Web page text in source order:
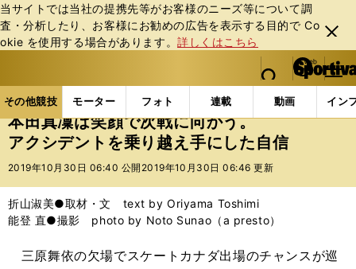
当サイトでは当社の提携先等がお客様のニーズ等について調
査・分析したり、お客様にお勧めの広告を表⽰する⽬的で Co
okie を使⽤する場合があります。詳しくはこちら
閉じ
る
web Sportiva (webスポルティーバ)
検索
マイペ
ー
ジ
メニュ
その他競技 モーター フォト 連載 動画 イン
ス
ポ
ル
バ
その他競技の記事一覧 フィギュア 本田真凜は笑顔
本田真凜は笑顔で次戦に向かう。
アクシデントを乗り越え手にした自信
2019年10月30日 06:40 公開 2019年10月30日 06:46 更新
折山淑美●取材・文 text by Oriyama Toshimi
能登 直●撮影 photo by Noto Sunao（a presto）
三原舞依の欠場でスケートカナダ出場のチャンスが巡